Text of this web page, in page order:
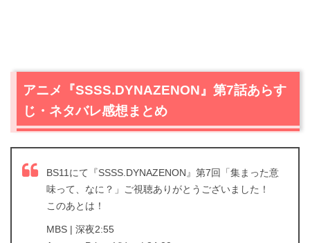
アニメ『SSSS.DYNAZENON』第7話あらす
じ・ネタバレ感想まとめ
BS11にて『SSSS.DYNAZENON』第7回「集まった意
味って、なに？」ご視聴ありがとうございました！
このあとは！
MBS | 深夜2:55